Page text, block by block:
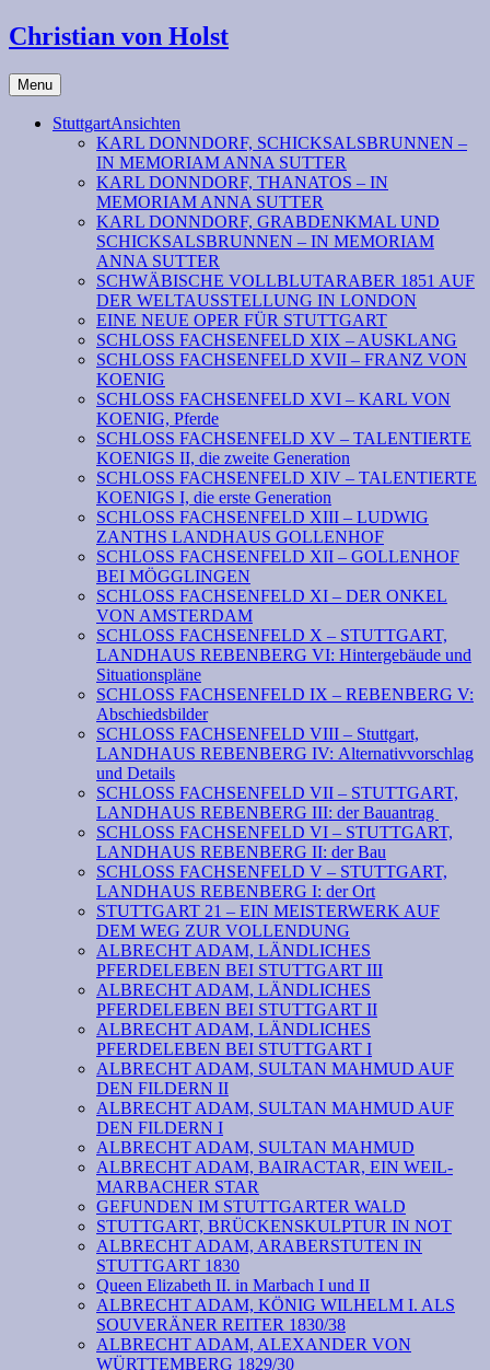
Christian von Holst
Menu
StuttgartAnsichten
KARL DONNDORF, SCHICKSALSBRUNNEN –
IN MEMORIAM ANNA SUTTER
KARL DONNDORF, THANATOS – IN
MEMORIAM ANNA SUTTER
KARL DONNDORF, GRABDENKMAL UND
SCHICKSALSBRUNNEN – IN MEMORIAM
ANNA SUTTER
SCHWÄBISCHE VOLLBLUTARABER 1851 AUF
DER WELTAUSSTELLUNG IN LONDON
EINE NEUE OPER FÜR STUTTGART
SCHLOSS FACHSENFELD XIX – AUSKLANG
SCHLOSS FACHSENFELD XVII – FRANZ VON
KOENIG
SCHLOSS FACHSENFELD XVI – KARL VON
KOENIG, Pferde
SCHLOSS FACHSENFELD XV – TALENTIERTE
KOENIGS II, die zweite Generation
SCHLOSS FACHSENFELD XIV – TALENTIERTE
KOENIGS I, die erste Generation
SCHLOSS FACHSENFELD XIII – LUDWIG
ZANTHS LANDHAUS GOLLENHOF
SCHLOSS FACHSENFELD XII – GOLLENHOF
BEI MÖGGLINGEN
SCHLOSS FACHSENFELD XI – DER ONKEL
VON AMSTERDAM
SCHLOSS FACHSENFELD X – STUTTGART,
LANDHAUS REBENBERG VI: Hintergebäude und
Situationspläne
SCHLOSS FACHSENFELD IX – REBENBERG V:
Abschiedsbilder
SCHLOSS FACHSENFELD VIII – Stuttgart,
LANDHAUS REBENBERG IV: Alternativvorschlag
und Details
SCHLOSS FACHSENFELD VII – STUTTGART,
LANDHAUS REBENBERG III: der Bauantrag
SCHLOSS FACHSENFELD VI – STUTTGART,
LANDHAUS REBENBERG II: der Bau
SCHLOSS FACHSENFELD V – STUTTGART,
LANDHAUS REBENBERG I: der Ort
STUTTGART 21 – EIN MEISTERWERK AUF
DEM WEG ZUR VOLLENDUNG
ALBRECHT ADAM, LÄNDLICHES
PFERDELEBEN BEI STUTTGART III
ALBRECHT ADAM, LÄNDLICHES
PFERDELEBEN BEI STUTTGART II
ALBRECHT ADAM, LÄNDLICHES
PFERDELEBEN BEI STUTTGART I
ALBRECHT ADAM, SULTAN MAHMUD AUF
DEN FILDERN II
ALBRECHT ADAM, SULTAN MAHMUD AUF
DEN FILDERN I
ALBRECHT ADAM, SULTAN MAHMUD
ALBRECHT ADAM, BAIRACTAR, EIN WEIL-
MARBACHER STAR
GEFUNDEN IM STUTTGARTER WALD
STUTTGART, BRÜCKENSKULPTUR IN NOT
ALBRECHT ADAM, ARABERSTUTEN IN
STUTTGART 1830
Queen Elizabeth II. in Marbach I und II
ALBRECHT ADAM, KÖNIG WILHELM I. ALS
SOUVERÄNER REITER 1830/38
ALBRECHT ADAM, ALEXANDER VON
WÜRTTEMBERG 1829/30